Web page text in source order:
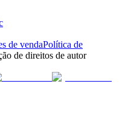
de vendaPolítica de
de direitos de autor